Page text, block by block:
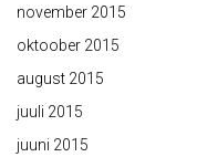
november 2015
oktoober 2015
august 2015
juuli 2015
juuni 2015